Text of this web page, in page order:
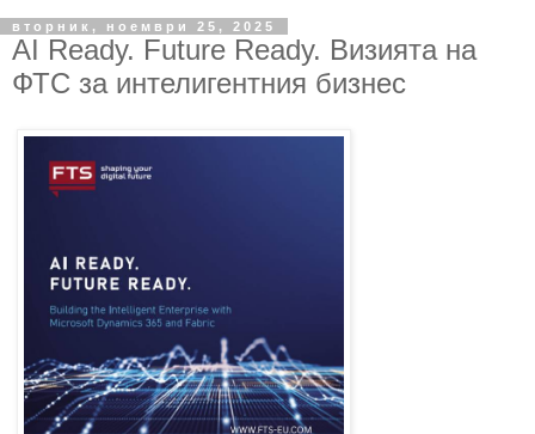
вторник, ноември 25, 2025
AI Ready. Future Ready. Визията на
ФТС за интелигентния бизнес